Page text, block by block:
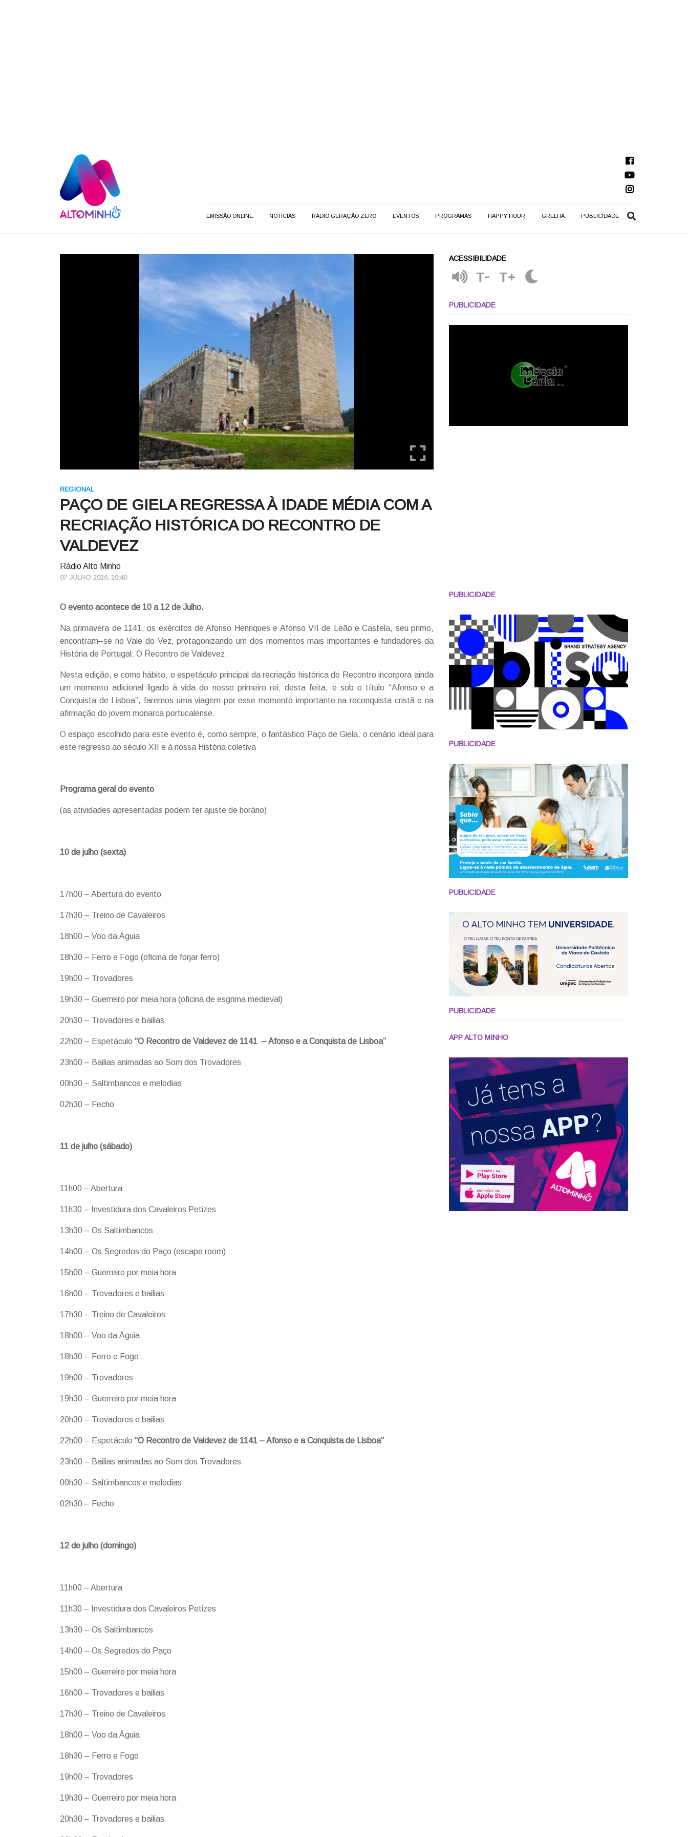
EMISSÃO ONLINE NOTÍCIAS RÁDIO GERAÇÃO ZERO EVENTOS PROGRAMAS HAPPY HOUR GRELHA PUBLICIDADE
REGIONAL
PAÇO DE GIELA REGRESSA À IDADE MÉDIA COM A
RECRIAÇÃO HISTÓRICA DO RECONTRO DE
VALDEVEZ
Rádio Alto Minho
07 JULHO 2026, 10:40
ACESSIBILIDADE
T- T+
PUBLICIDADE
O evento acontece de 10 a 12 de Julho.
Na primavera de 1141, os exércitos de Afonso Henriques e Afonso VII de Leão e Castela, seu primo,
encontram–se no Vale do Vez, protagonizando um dos momentos mais importantes e fundadores da
História de Portugal: O Recontro de Valdevez.
Nesta edição, e como hábito, o espetáculo principal da recriação histórica do Recontro incorpora ainda
um momento adicional ligado à vida do nosso primeiro rei; desta feita, e sob o título “Afonso e a
Conquista de Lisboa”, faremos uma viagem por esse momento importante na reconquista cristã e na
afirmação do jovem monarca portucalense.
O espaço escolhido para este evento é, como sempre, o fantástico Paço de Giela, o cenário ideal para
este regresso ao século XII e à nossa História coletiva
Programa geral do evento
(as atividades apresentadas podem ter ajuste de horário)
10 de julho (sexta)
17h00 – Abertura do evento
17h30 – Treino de Cavaleiros
18h00 – Voo da Águia
18h30 – Ferro e Fogo (oficina de forjar ferro)
19h00 – Trovadores
19h30 – Guerreiro por meia hora (oficina de esgrima medieval)
20h30 – Trovadores e bailias
22h00 – Espetáculo “O Recontro de Valdevez de 1141 – Afonso e a Conquista de Lisboa”
23h00 – Bailias animadas ao Som dos Trovadores
00h30 – Saltimbancos e melodias
02h30 – Fecho
11 de julho (sábado)
11h00 – Abertura
11h30 – Investidura dos Cavaleiros Petizes
13h30 – Os Saltimbancos
14h00 – Os Segredos do Paço (escape room)
15h00 – Guerreiro por meia hora
16h00 – Trovadores e bailias
17h30 – Treino de Cavaleiros
18h00 – Voo da Águia
18h30 – Ferro e Fogo
19h00 – Trovadores
19h30 – Guerreiro por meia hora
20h30 – Trovadores e bailias
22h00 – Espetáculo “O Recontro de Valdevez de 1141 – Afonso e a Conquista de Lisboa”
23h00 – Bailias animadas ao Som dos Trovadores
00h30 – Saltimbancos e melodias
02h30 – Fecho
12 de julho (domingo)
11h00 – Abertura
11h30 – Investidura dos Cavaleiros Petizes
13h30 – Os Saltimbancos
14h00 – Os Segredos do Paço
15h00 – Guerreiro por meia hora
16h00 – Trovadores e bailias
17h30 – Treino de Cavaleiros
18h00 – Voo da Águia
18h30 – Ferro e Fogo
19h00 – Trovadores
19h30 – Guerreiro por meia hora
20h30 – Trovadores e bailias
PUBLICIDADE
PUBLICIDADE
PUBLICIDADE
PUBLICIDADE
APP ALTO MINHO